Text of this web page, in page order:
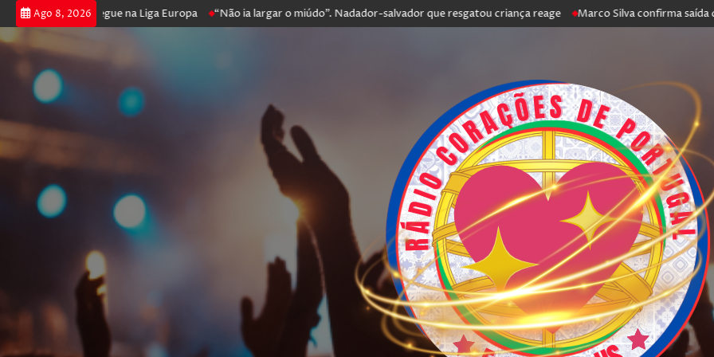
Ago 8, 2026
poker e prossegue na Liga Europa “Não ia largar o miúdo”. Nadador-salvador que resgatou criança reage Marco Silva confirma saída de